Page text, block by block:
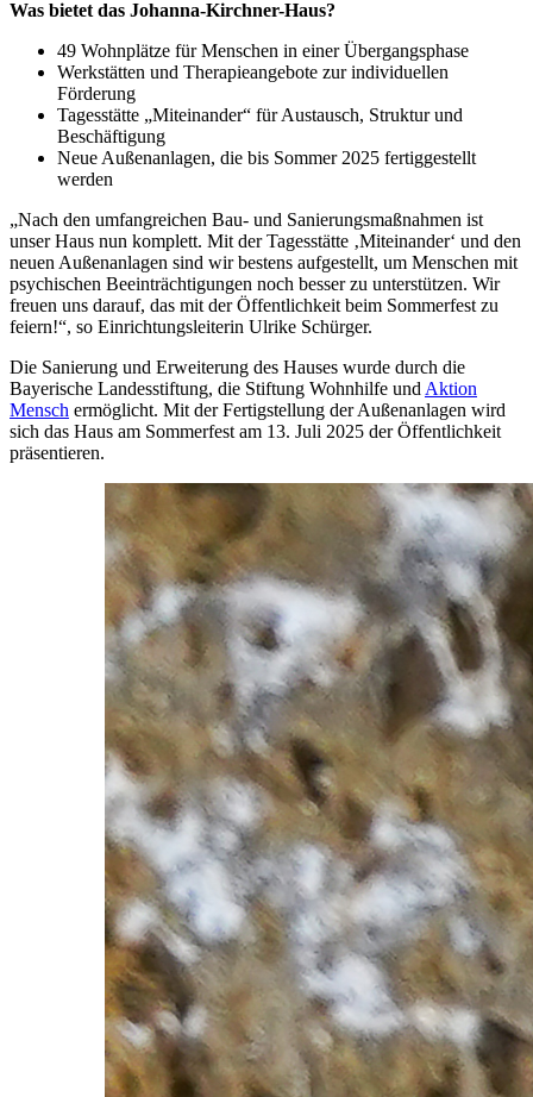
Was bietet das Johanna-Kirchner-Haus?
49 Wohnplätze für Menschen in einer Übergangsphase
Werkstätten und Therapieangebote zur individuellen
Förderung
Tagesstätte „Miteinander“ für Austausch, Struktur und
Beschäftigung
Neue Außenanlagen, die bis Sommer 2025 fertiggestellt
werden
„Nach den umfangreichen Bau- und Sanierungsmaßnahmen ist
unser Haus nun komplett. Mit der Tagesstätte ‚Miteinander‘ und den
neuen Außenanlagen sind wir bestens aufgestellt, um Menschen mit
psychischen Beeinträchtigungen noch besser zu unterstützen. Wir
freuen uns darauf, das mit der Öffentlichkeit beim Sommerfest zu
feiern!“, so Einrichtungsleiterin Ulrike Schürger.
Die Sanierung und Erweiterung des Hauses wurde durch die
Bayerische Landesstiftung, die Stiftung Wohnhilfe und Aktion
Mensch ermöglicht. Mit der Fertigstellung der Außenanlagen wird
sich das Haus am Sommerfest am 13. Juli 2025 der Öffentlichkeit
präsentieren.